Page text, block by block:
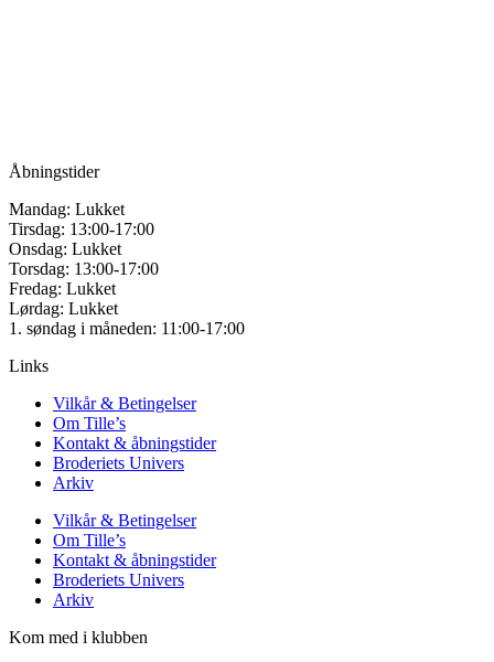
Åbningstider
Mandag: Lukket
Tirsdag: 13:00-17:00
Onsdag: Lukket
Torsdag: 13:00-17:00
Fredag: Lukket
Lørdag: Lukket
1. søndag i måneden: 11:00-17:00
Links
Vilkår & Betingelser
Om Tille’s
Kontakt & åbningstider
Broderiets Univers
Arkiv
Vilkår & Betingelser
Om Tille’s
Kontakt & åbningstider
Broderiets Univers
Arkiv
Kom med i klubben